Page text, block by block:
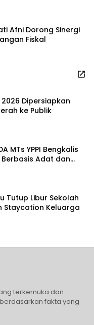
Afni Dorong Sinergi
Fiskal
Dipersiapkan
ke Publik
MTs YPPI Bengkalis
Adat dan
Tutup Libur Sekolah
Staycation Keluarga
terkemuka dan
fakta yang